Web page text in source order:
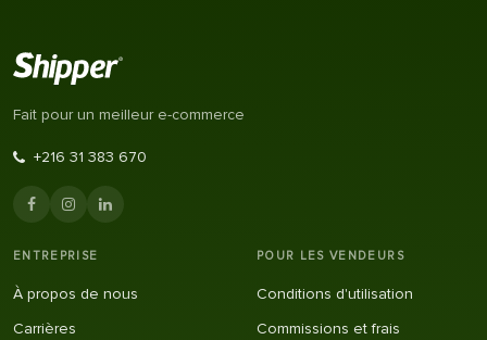
Fait pour un meilleur e-commerce
+216 31 383 670
ENTREPRISE
À propos de nous
Carrières
POUR LES VENDEURS
Conditions d'utilisation
Commissions et frais